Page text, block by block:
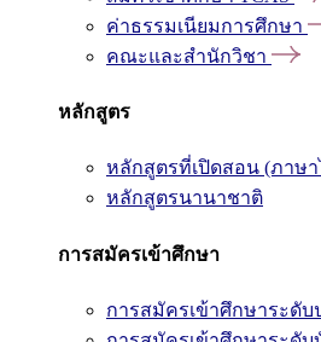
ค่าธรรมเนียมการศึกษา
คณะและสำนักวิชา
หลักสูตร
หลักสูตรที่เปิดสอน (ภาษา
หลักสูตรนานาชาติ
การสมัครเข้าศึกษา
การสมัครเข้าศึกษาระ